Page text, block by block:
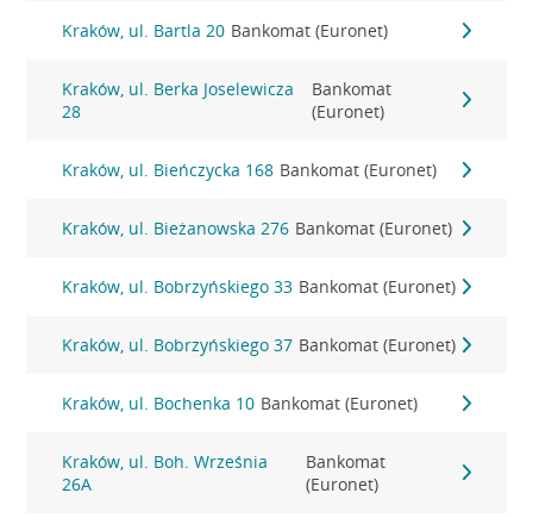
Kraków, ul. Bartla 20 Bankomat (Euronet)
Kraków, ul. Berka Joselewicza
28
Bankomat
(Euronet)
Kraków, ul. Bieńczycka 168 Bankomat (Euronet)
Kraków, ul. Bieżanowska 276 Bankomat (Euronet)
Kraków, ul. Bobrzyńskiego 33 Bankomat (Euronet)
Kraków, ul. Bobrzyńskiego 37 Bankomat (Euronet)
Kraków, ul. Bochenka 10 Bankomat (Euronet)
Kraków, ul. Boh. Września
26A
Bankomat
(Euronet)